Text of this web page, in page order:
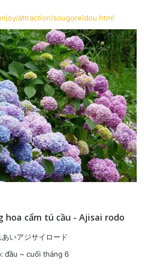
attraction/sougoreidou.html
hoa cẩm tú cầu - Ajisai rodo
いアジサイロード
đầu ~ cuối tháng 6